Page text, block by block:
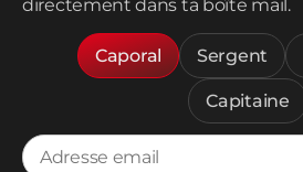
directement dans ta boîte mail.
Caporal Sergent
Capitaine